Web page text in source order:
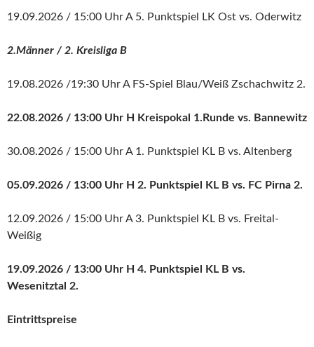
19.09.2026 / 15:00 Uhr A 5. Punktspiel LK Ost vs. Oderwitz
2.Männer / 2. Kreisliga B
19.08.2026 /19:30 Uhr A FS-Spiel Blau/Weiß Zschachwitz 2.
22.08.2026 / 13:00 Uhr H Kreispokal 1.Runde vs. Bannewitz
30.08.2026 / 15:00 Uhr A 1. Punktspiel KL B vs. Altenberg
05.09.2026 / 13:00 Uhr H 2. Punktspiel KL B vs. FC Pirna 2.
12.09.2026 / 15:00 Uhr A 3. Punktspiel KL B vs. Freital-
Weißig
19.09.2026 / 13:00 Uhr H 4. Punktspiel KL B vs.
Wesenitztal 2.
Eintrittspreise